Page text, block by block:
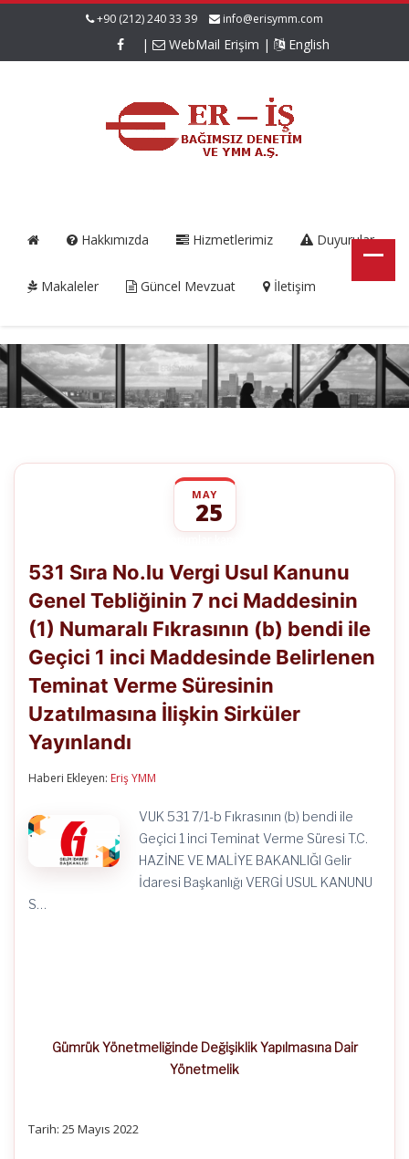
+90 (212) 240 33 39 info@erisymm.com
| WebMail Erişim | English
Hakkımızda Hizmetlerimiz Duyurular
Makaleler Güncel Mevzuat İletişim
MAY
25
No.lu
Vergi
Usul
Genel
Tebliğinin
7
nci
Maddesinin
(1)
Numaralı
1
inci
Maddesinde
Belirlenen
Teminat
531 Sıra No.lu Vergi Usul Kanunu
Genel Tebliğinin 7 nci Maddesinin
(1) Numaralı Fıkrasının (b) bendi ile
Geçici 1 inci Maddesinde Belirlenen
Teminat Verme Süresinin
Uzatılmasına İlişkin Sirküler
Yayınlandı
Haberi Ekleyen: Eriş YMM
VUK 531 7/1-b Fıkrasının (b) bendi ile
Geçici 1 inci Teminat Verme Süresi T.C.
HAZİNE VE MALİYE BAKANLIĞI Gelir
İdaresi Başkanlığı VERGİ USUL KANUNU
S…
Gümrük Yönetmeliğinde Değişiklik Yapılmasına Dair
Yönetmelik
Tarih: 25 Mayıs 2022